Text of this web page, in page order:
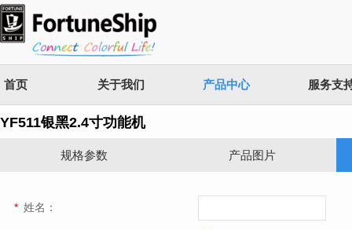
首页 关于我们 产品中心 服务支
YF511银黑2.4寸功能机
规格参数 产品图片
* 姓名：